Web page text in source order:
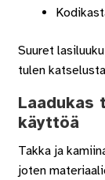
Suuret
tulen
Laadukas
käyttöä
Takka ja
joten